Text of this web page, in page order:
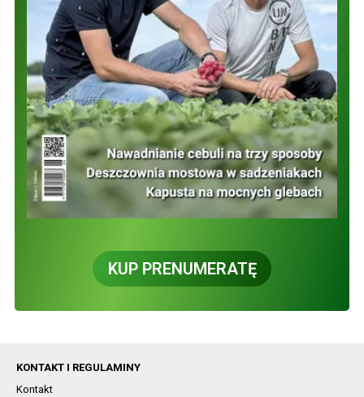
KUP PRENUMERATĘ
KONTAKT I REGULAMINY
Kontakt